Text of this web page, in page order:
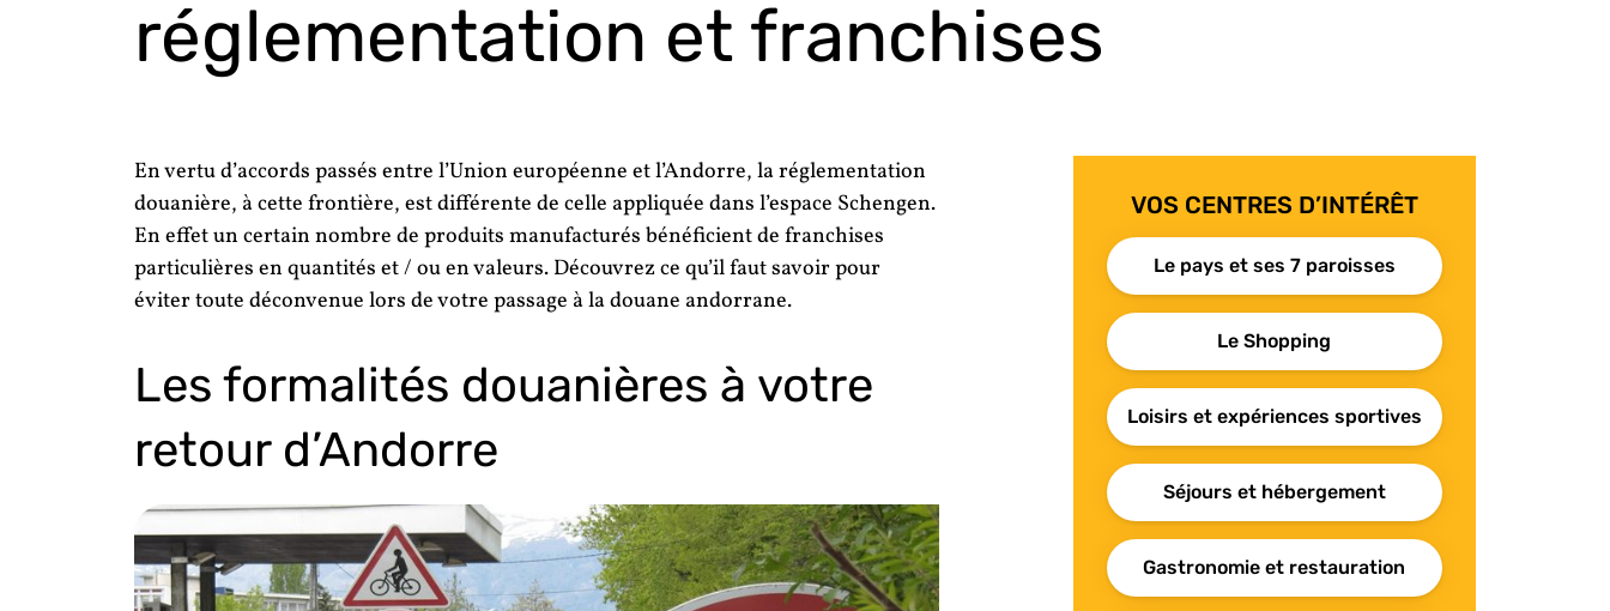
réglementation et franchises
En vertu d’accords passés entre l’Union européenne et l’Andorre, la réglementation
douanière, à cette frontière, est différente de celle appliquée dans l’espace Schengen.
En effet un certain nombre de produits manufacturés bénéficient de franchises
particulières en quantités et / ou en valeurs. Découvrez ce qu’il faut savoir pour
éviter toute déconvenue lors de votre passage à la douane andorrane.
Les formalités douanières à votre
retour d’Andorre
VOS CENTRES D’INTÉRÊT
Le pays et ses 7 paroisses
Le Shopping
Loisirs et expériences sportives
Séjours et hébergement
Gastronomie et restauration